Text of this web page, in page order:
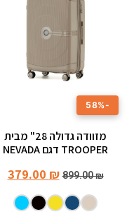
-58%
מזוודה גדולה 28" מבית
TROOPER דגם NEVADA
899.00₪
379.00 ₪